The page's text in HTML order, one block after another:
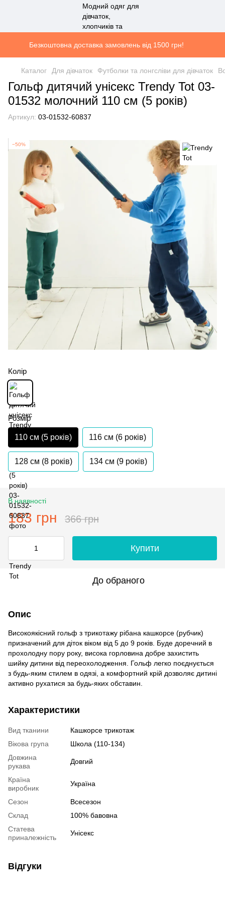
Безкоштовна доставка замовлень від 1500 грн!
Каталог Для дівчаток Футболки та лонгсліви для дівчаток
Гольф дитячий унісекс Trendy Tot 03-
01532 молочний 110 см (5 років)
Артикул: 03-01532-60837
−50%
Колір
Розмір
110 см (5 років) 116 см (6 років)
128 см (8 років) 134 см (9 років)
В наявності
183 грн 366 грн
Купити
До обраного
Опис
Високоякісний гольф з трикотажу рібана кашкорсе (рубчик)
призначений для діток віком від 5 до 9 років. Буде доречний в
прохолодну пору року, висока горловина добре захистить
шийку дитини від переохолодження. Гольф легко поєднується
з будь-яким стилем в одязі, а комфортний крій дозволяє дитині
активно рухатися за будь-яких обставин.
Характеристики
Вид тканини
Кашкорсе трикотаж
Вікова група
Школа (110-134)
Довжина
рукава
Довгий
Країна
виробник
Україна
Сезон
Всесезон
Склад
100% бавовна
Статева
приналежність
Унісекс
Відгуки